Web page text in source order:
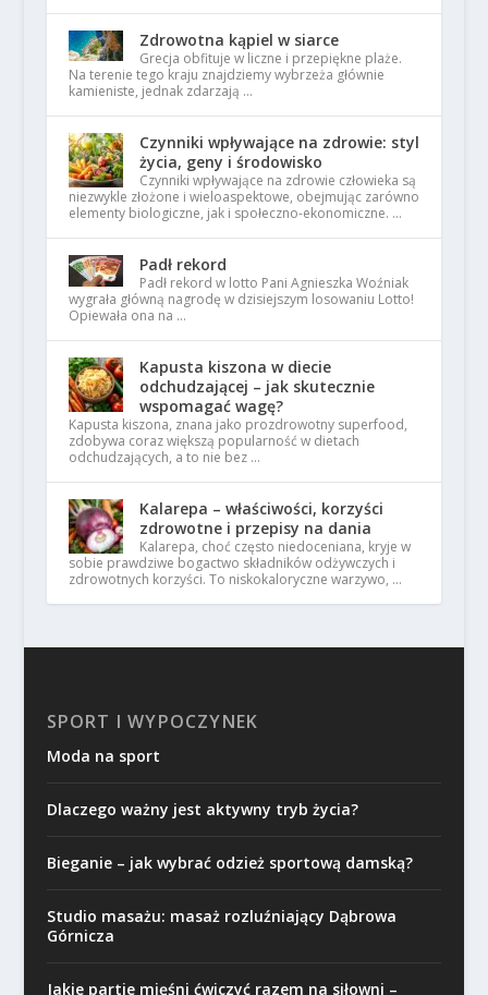
Zdrowotna kąpiel w siarce
Grecja obfituje w liczne i przepiękne plaże.
Na terenie tego kraju znajdziemy wybrzeża głównie
kamieniste, jednak zdarzają …
Czynniki wpływające na zdrowie: styl
życia, geny i środowisko
Czynniki wpływające na zdrowie człowieka są
niezwykle złożone i wieloaspektowe, obejmując zarówno
elementy biologiczne, jak i społeczno-ekonomiczne. …
Padł rekord
Padł rekord w lotto Pani Agnieszka Woźniak
wygrała główną nagrodę w dzisiejszym losowaniu Lotto!
Opiewała ona na …
Kapusta kiszona w diecie
odchudzającej – jak skutecznie
wspomagać wagę?
Kapusta kiszona, znana jako prozdrowotny superfood,
zdobywa coraz większą popularność w dietach
odchudzających, a to nie bez …
Kalarepa – właściwości, korzyści
zdrowotne i przepisy na dania
Kalarepa, choć często niedoceniana, kryje w
sobie prawdziwe bogactwo składników odżywczych i
zdrowotnych korzyści. To niskokaloryczne warzywo, …
SPORT I WYPOCZYNEK
Moda na sport
Dlaczego ważny jest aktywny tryb życia?
Bieganie – jak wybrać odzież sportową damską?
Studio masażu: masaż rozluźniający Dąbrowa
Górnicza
Jakie partie mięśni ćwiczyć razem na siłowni –